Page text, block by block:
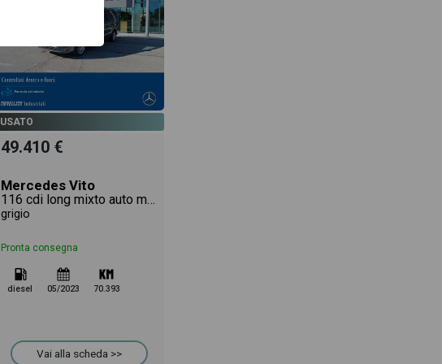
USATO
49.410 €
Mercedes Vito
grigio
Pronta consegna
diesel 05/2023 70.393
Vai alla scheda >>